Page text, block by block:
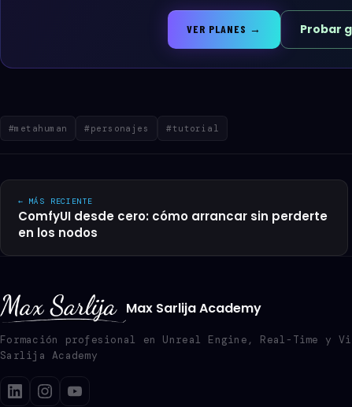
VER PLANES → Probar
#metahuman #personajes #tutorial
← MÁS RECIENTE
ComfyUI desde cero: cómo arrancar sin perderte
en los nodos
Max Sarlija Academy
Formación profesional en Unreal Engine, Real-Time y
Sarlija Academy